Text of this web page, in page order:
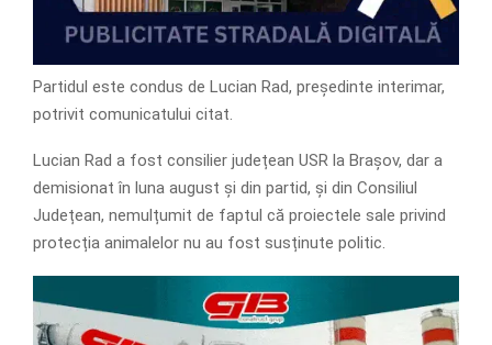
Partidul este condus de Lucian Rad, președinte interimar,
potrivit comunicatului citat.
Lucian Rad a fost consilier județean USR la Brașov, dar a
demisionat în luna august și din partid, și din Consiliul
Județean, nemulțumit de faptul că proiectele sale privind
protecția animalelor nu au fost susținute politic.